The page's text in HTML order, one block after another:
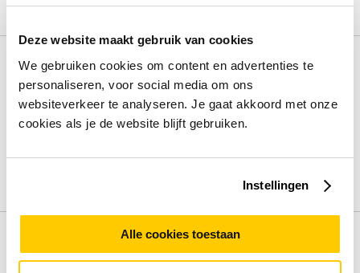
Deze website maakt gebruik van cookies
We gebruiken cookies om content en advertenties te
personaliseren, voor social media om ons
websiteverkeer te analyseren. Je gaat akkoord met onze
cookies als je de website blijft gebruiken.
Instellingen
Alle cookies toestaan
Lees de volledige omschrijving
Specificaties
Beeldschermdiag. 16 inch
Intern geheugen 16 GB
Opslagcapaciteit512 GB
BesturingssysteemWindows 11 Pro